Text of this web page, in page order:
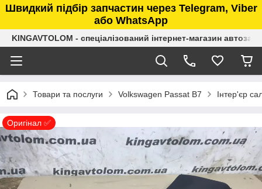
Швидкий підбір запчастин через Telegram, Viber
або WhatsApp
KINGAVTOLOM - спеціалізований інтернет-магазин
Товари та послуги Volkswagen Passat B7 Інтер'єр
Оригінал ✅